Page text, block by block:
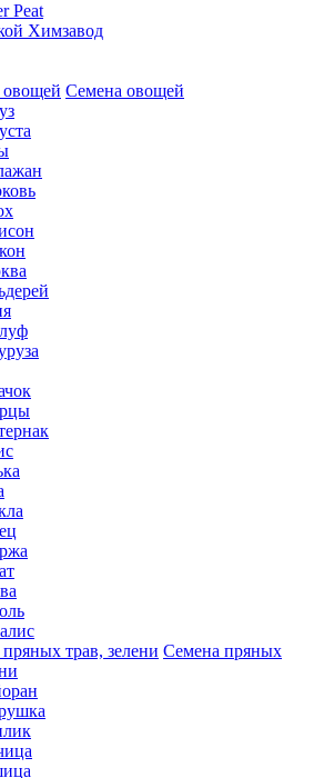
Peat
Химзавод
Семена овощей
Семена пряных